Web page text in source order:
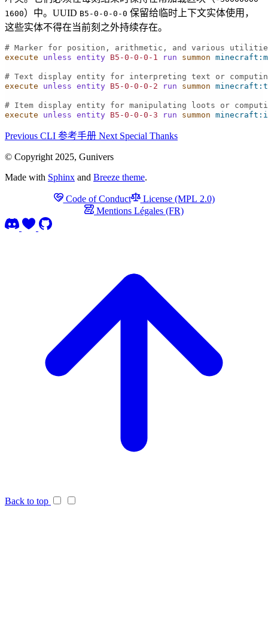
1600）中。UUID B5-0-0-0-0 保留给临时上下文实体使用，
这些实体不得在当前刻之外持续存在。
# Marker for position, arithmetic, and various
execute
unless entity B5-0-0-0-1 run summon
# Text display entity for interpreting text or
execute
unless entity B5-0-0-0-2 run summon
# Item display entity for manipulating loots or
execute
unless entity B5-0-0-0-3 run summon
Previous CLI 参考手册 Next Special Thanks
© Copyright 2025, Gunivers
Made with Sphinx and Breeze theme.
Code of Conduct
License (MPL 2.0)
Mentions Légales (FR)
Back to top